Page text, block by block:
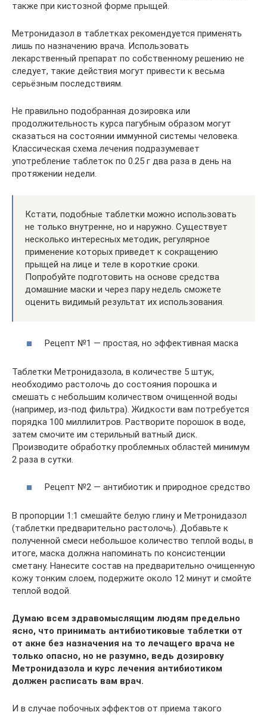
также при кистозной форме прыщей.
Метронидазол в таблетках рекомендуется применять
лишь по назначению врача. Использовать
лекарственный препарат по собственному решению не
следует, такие действия могут привести к весьма
серьёзным последствиям.
Не правильно подобранная дозировка или
продолжительность курса пагубным образом могут
сказаться на состоянии иммунной системы человека.
Классическая схема лечения подразумевает
употребление таблеток по 0.25 г два раза в день на
протяжении недели.
Кстати, подобные таблетки можно использовать
не только внутренне, но и наружно. Существует
несколько интересных методик, регулярное
применение которых приведет к сокращению
прыщей на лице и теле в короткие сроки.
Попробуйте подготовить на основе средства
домашние маски и через пару недель сможете
оценить видимый результат их использования.
Рецепт №1 — простая, но эффективная маска
Таблетки Метронидазола, в количестве 5 штук,
необходимо растолочь до состояния порошка и
смешать с небольшим количеством очищенной воды
(например, из-под фильтра). Жидкости вам потребуется
порядка 100 миллилитров. Растворите порошок в воде,
затем смочите им стерильный ватный диск.
Производите обработку проблемных областей минимум
2 раза в сутки.
Рецепт №2 — антибиотик и природное средство
В пропорции 1:1 смешайте белую глину и Метронидазол
(таблетки предварительно растолочь). Добавьте к
полученной смеси небольшое количество теплой воды, в
итоге, маска должна напоминать по консистенции
сметану. Нанесите состав на предварительно очищенную
кожу тонким слоем, подержите около 12 минут и смойте
теплой водой.
Думаю всем здравомыслящим людям предельно
ясно, что принимать антибиотиковые таблетки от
от акне без назначения на то лечащего врача не
только опасно, но не разумно, ведь дозировку
Метронидазола и курс лечения антибиотиком
должен расписать вам врач.
И в случае побочных эффектов от приема такого